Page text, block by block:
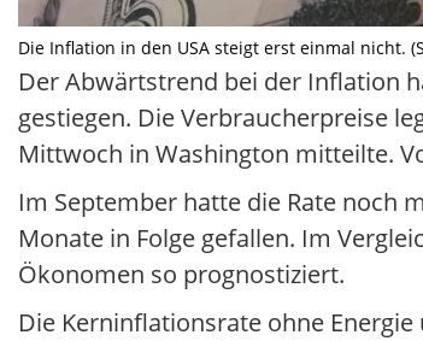
Die Inflation in den USA steigt erst einmal nicht.
Der Abwärtstrend bei der Inflation
gestiegen. Die Verbraucherpreise
Mittwoch in Washington mitteilte.
Im September hatte die Rate noch
Monate in Folge gefallen. Im
Ökonomen so prognostiziert.
Die Kerninflationsrate ohne